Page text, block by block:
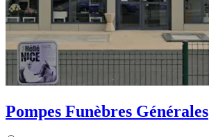
Pompes Funèbres Générales